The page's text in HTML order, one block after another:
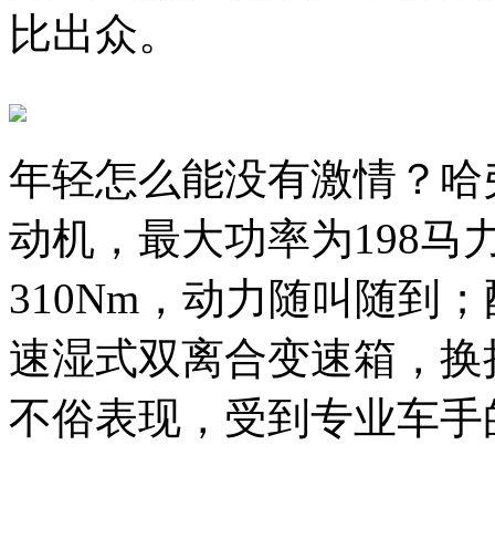
比出众。
年轻怎么能没有激情？哈
动机，最大功率为198马
310Nm，动力随叫随到
速湿式双离合变速箱，
不俗表现，受到专业车